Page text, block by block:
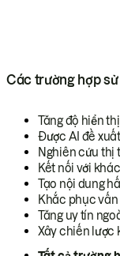
Các trường hợp
Tăng độ hiển
Được AI đề xuất
Nghiên cứu thị
Kết nối với
Tạo nội dung
Khắc phục
Tăng uy tín
Xây chiến lược